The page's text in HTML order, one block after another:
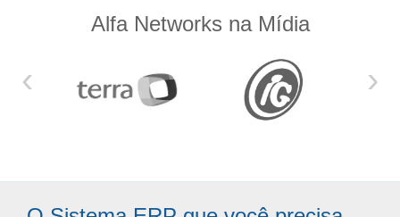
Alfa Networks na Mídia
‹ ›